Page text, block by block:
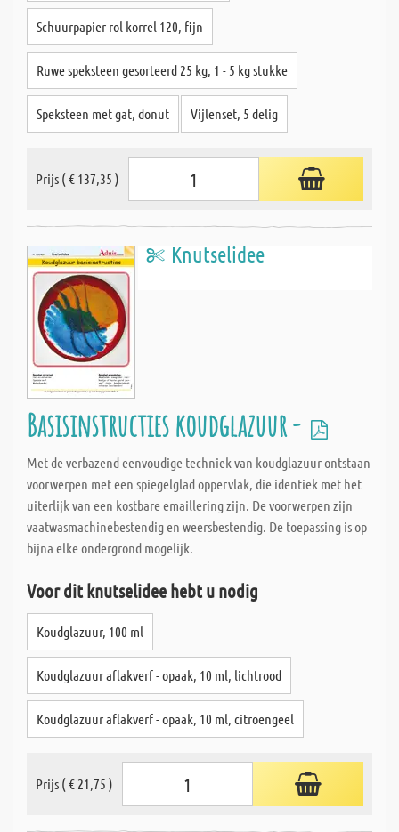
Schuurpapier rol korrel 120, fijn
Ruwe speksteen gesorteerd 25 kg, 1 - 5 kg stukke
Speksteen met gat, donut Vijlenset, 5 delig
Prijs ( € 137,35 )
Knutselidee
Basisinstructies koudglazuur -
Met de verbazend eenvoudige techniek van koudglazuur ontstaan
voorwerpen met een spiegelglad oppervlak, die identiek met het
uiterlijk van een kostbare emaillering zijn. De voorwerpen zijn
vaatwasmachinebestendig en weersbestendig. De toepassing is op
bijna elke ondergrond mogelijk.
Voor dit knutselidee hebt u nodig
Koudglazuur, 100 ml
Koudglazuur aflakverf - opaak, 10 ml, lichtrood
Koudglazuur aflakverf - opaak, 10 ml, citroengeel
Prijs ( € 21,75 )